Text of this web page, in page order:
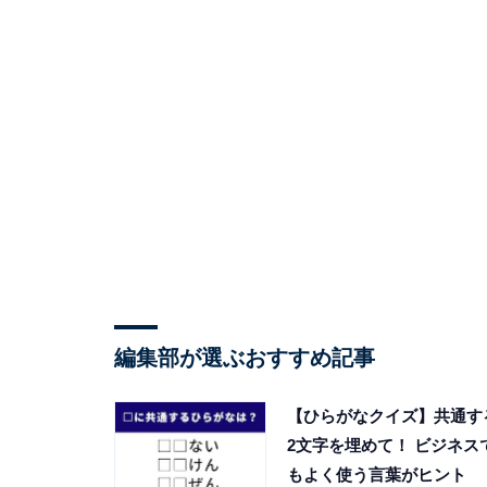
編集部が選ぶおすすめ記事
【ひらがなクイズ】共通す
2文字を埋めて！ ビジネス
もよく使う言葉がヒント